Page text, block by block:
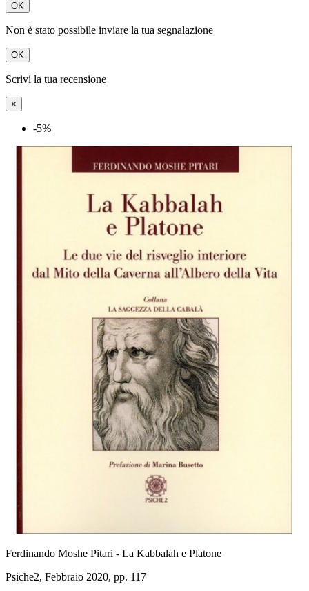
OK
Non è stato possibile inviare la tua segnalazione
OK
Scrivi la tua recensione
×
-5%
Ferdinando Moshe Pitari - La Kabbalah e Platone
Psiche2, Febbraio 2020, pp. 117